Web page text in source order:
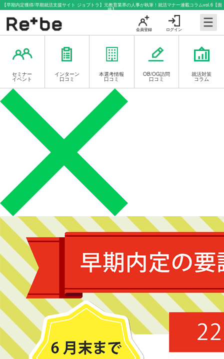
【早期内定獲得/早期就活支援サイト ジョブトラ】元教育業界の人事が執筆！就活マナー連載コラムvol.6【面
接】
ログイン
会員登録
セミナー
イベント
インターン
口コミ
本選考情報
口コミ
OB/OG訪問
口コミ
就活対策
コラム